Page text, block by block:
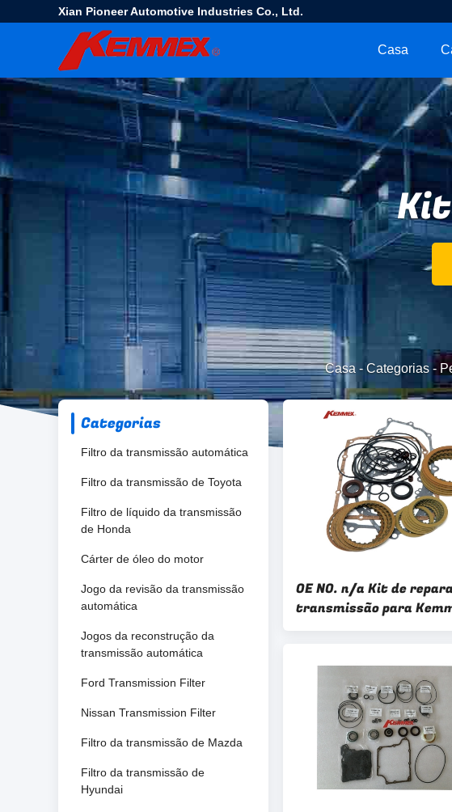
Xian Pioneer Automotive Industries Co., Ltd.
Casa
Casa - Categorias-
Categorias
Filtro da transmissão automática
Filtro da transmissão de Toyota
Filtro de líquido da transmissão
de Honda
Cárter de óleo do motor
Jogo da revisão da transmissão
automática
Jogos da reconstrução da
transmissão automática
Ford Transmission Filter
Nissan Transmission Filter
Filtro da transmissão de Mazda
Filtro da transmissão de
Hyundai
OE NO. n/a Kit de
transmissão para
A4R A4LB1 sem pistões